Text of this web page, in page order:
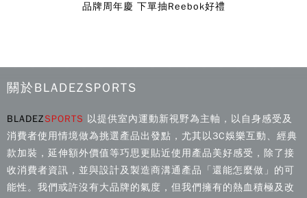
品牌周年慶 下單抽Reebok好禮
關於BLADEZSPORTS
BLADEZSPORTS 以提供室內運動新視野為主軸，以自身感受及
消費者使用情境做為挑選產品出發點，尤其以3C娛樂互動、經典
款加裝，延伸額外價值等巧思更貼近使用產品美好感受，除了接
收消費者資訊，並與設計及製造商溝通產品「還能怎麼做」的可
能性。我們或許沒有大品牌的氣度，但我們擁有的熱血積極及改